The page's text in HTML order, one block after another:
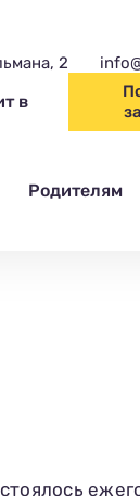
2
в
Родителям